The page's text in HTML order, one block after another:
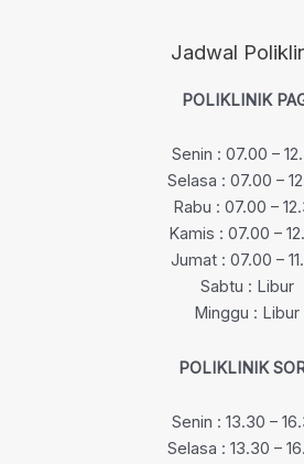
Jadwal
POLIKLINIK
Senin : 07.00 –
Selasa : 07.00 –
Rabu : 07.00 –
Kamis : 07.00 –
Jumat : 07.00 –
Sabtu : Libur
Minggu : Libur
POLIKLINIK
Senin : 13.30 –
Selasa : 13.30 –